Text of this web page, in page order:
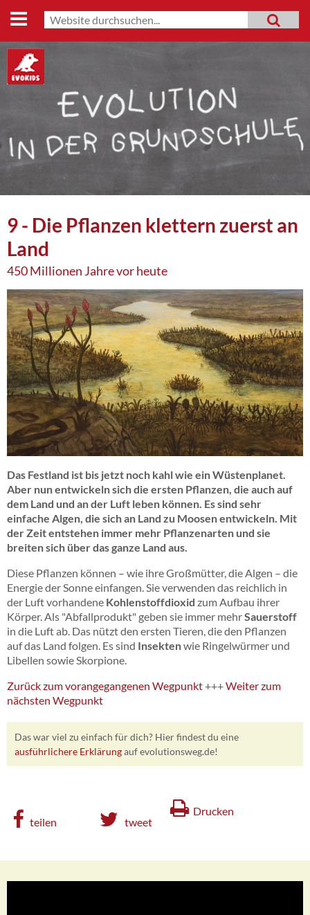
Start
Lehrmaterialien
Evo-Shop
Mitmachen
Datenschutz
Impressum
MENU
9 - Die Pflanzen klettern zuerst an
Land
450 Millionen Jahre vor heute
09_landgang_der_pflanzen.jpg
Das Festland ist bis jetzt noch kahl wie ein Wüstenplanet.
Aber nun entwickeln sich die ersten Pflanzen, die auch auf
dem Land und an der Luft leben können. Es sind sehr
einfache Algen, die sich an Land zu Moosen entwickeln. Mit
der Zeit entstehen immer mehr Pflanzenarten und sie
breiten sich über das ganze Land aus.
Diese Pflanzen können – wie ihre Großmütter, die Algen – die
Energie der Sonne einfangen. Sie verwenden das reichlich in
der Luft vorhandene Kohlenstoffdioxid zum Aufbau ihrer
Körper. Als "Abfallprodukt" geben sie immer mehrSauerstoff
in die Luft ab. Das nützt den ersten Tieren, die den Pflanzen
auf das Land folgen. Es sind Insektenwie Ringelwürmer und
Libellen sowie Skorpione.
Zurück zum vorangegangenen Wegpunkt+++Weiter zum
nächsten Wegpunkt
Das war viel zu einfach für dich? Hier findest du eine
ausführlichere Erklärungauf evolutionsweg.de!
Drucken
teilen
tweet
Suchformular
Suche